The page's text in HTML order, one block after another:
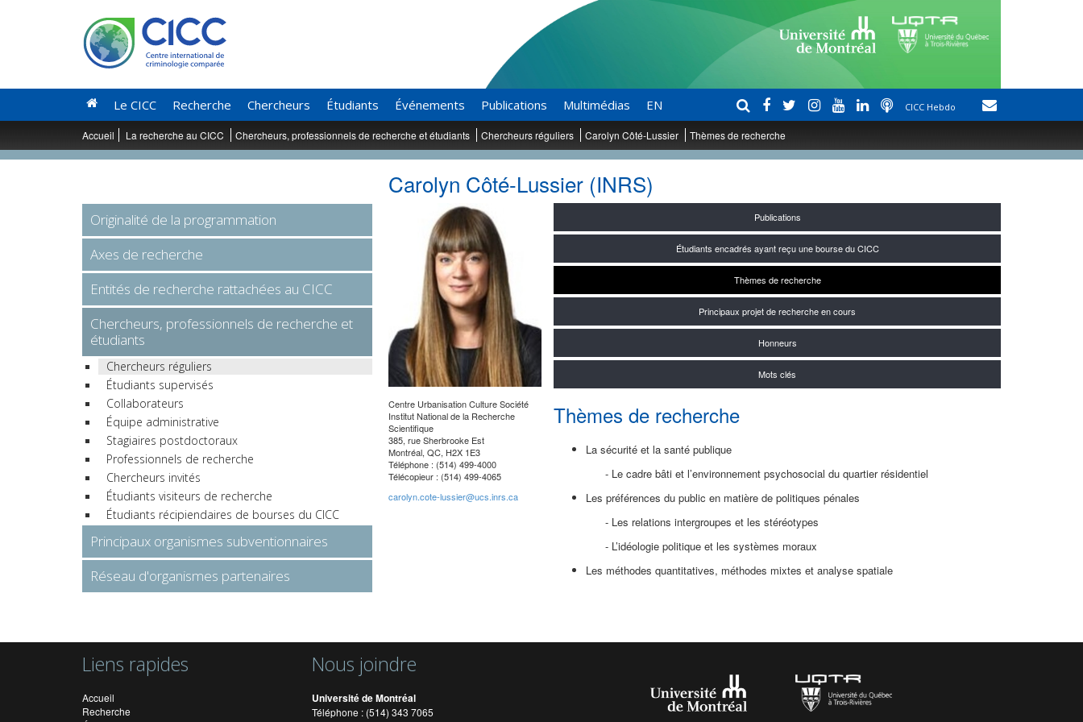
Le CICC Recherche Chercheurs Étudiants Événements Publications Multimédias EN CICC Hebdo
Accueil La recherche au CICC Chercheurs, professionnels de recherche et étudiants Chercheurs réguliers Carolyn Côté-Lussier Thèmes de recherche
Carolyn Côté-Lussier (INRS)
Centre Urbanisation Culture Société
Institut National de la Recherche
Scientifique
385, rue Sherbrooke Est
Montréal, QC, H2X 1E3
Téléphone : (514) 499-4000
Télécopieur : (514) 499-4065
carolyn.cote-lussier@ucs.inrs.ca
Publications
Étudiants encadrés ayant reçu une bourse du CICC
Thèmes de recherche
Principaux projet de recherche en cours
Honneurs
Mots clés
Thèmes de recherche
La sécurité et la santé publique
- Le cadre bâti et l’environnement psychosocial du quartier résidentiel
Les préférences du public en matière de politiques pénales
- Les relations intergroupes et les stéréotypes
- L’idéologie politique et les systèmes moraux
Les méthodes quantitatives, méthodes mixtes et analyse spatiale
Originalité de la programmation
Axes de recherche
Entités de recherche rattachées au CICC
Chercheurs, professionnels de recherche et
étudiants
Chercheurs réguliers
Étudiants supervisés
Collaborateurs
Équipe administrative
Stagiaires postdoctoraux
Professionnels de recherche
Chercheurs invités
Étudiants visiteurs de recherche
Étudiants récipiendaires de bourses du CICC
Principaux organismes subventionnaires
Réseau d'organismes partenaires
Liens rapides
Accueil
Recherche
Nous joindre
Université de Montréal
Téléphone : (514) 343 7065